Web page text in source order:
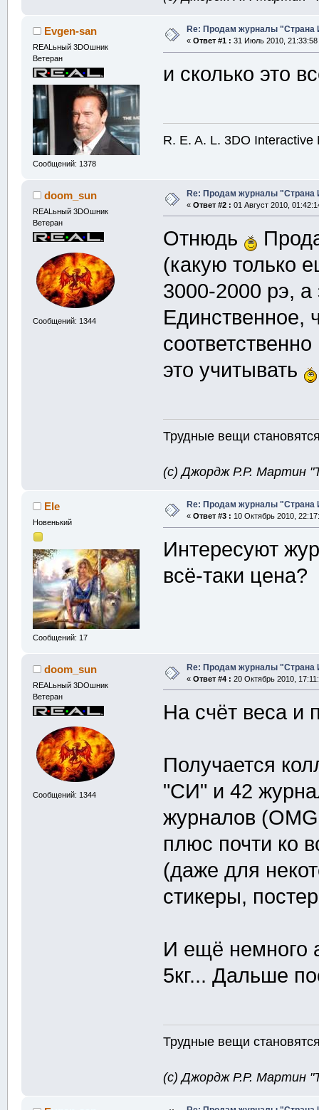
Evgen-san
REALьный 3DOшник
Ветеран
Сообщений: 1378
Re: Продам журналы "Страна
« Ответ #1 : 31 Июль 2010, 21:33:58
и сколько это
R. E. A. L. 3DO Interactive
doom_sun
REALьный 3DOшник
Ветеран
Сообщений: 1344
Re: Продам журналы "Страна
« Ответ #2 : 01 Август 2010,
Отнюдь
(какую только
3000-2000 рэ,
Единственное,
это учитывать
Трудные вещи
(с) Джордж Р.Р. Мартин
Ele
Новенький
Сообщений: 17
Re: Продам журналы "Страна
« Ответ #3 : 10 Октябрь 2010,
Интересуют
всё-таки цена?
doom_sun
REALьный 3DOшник
Ветеран
Сообщений: 1344
Re: Продам журналы "Страна
« Ответ #4 : 20 Октябрь 2010,
На счёт веса и
Получается
"СИ" и 42
журналов
плюс почти ко
(даже для
стикеры,
И ещё немного
5кг... Дальше
Трудные вещи
(с) Джордж Р.Р. Мартин